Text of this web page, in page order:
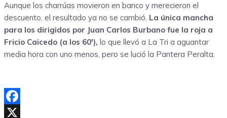
Aunque los charrúas movieron en banco y merecieron el
descuento, el resultado ya no se cambió. La única mancha
para los dirigidos por Juan Carlos Burbano fue la roja a
Fricio Caicedo (a los 60′), lo que llevó a La Tri a aguantar
media hora con uno menos, pero se lució la Pantera Peralta.
Facebook